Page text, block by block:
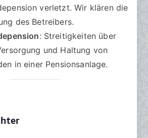
verletzt. Wir klären die
des Betreibers.
: Streitigkeiten über
und Haltung von
in einer Pensionsanlage.